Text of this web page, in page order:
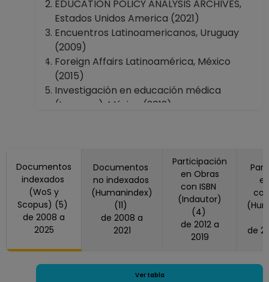
EDUCATION POLICY ANALYSIS ARCHIVES,
Estados Unidos America (2021)
Encuentros Latinoamericanos, Uruguay
(2009)
Foreign Affairs Latinoamérica, México
(2015)
Investigación en educación médica
(Impresa), México (2012)
Simone De Beauvoir Studies, (2021)
Documentos
indexados
(WoS y
Scopus) (5)
de 2008 a
2025
Documentos
no indexados
(Humanindex)
(11)
de 2008 a
2021
Participación
en Obras
con ISBN
(Indautor)
(4)
de 2012 a
2019
Ver tabla